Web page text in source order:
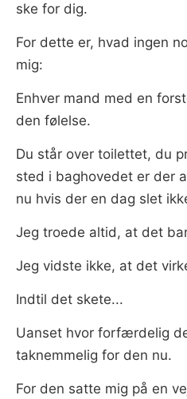
ske for dig.
For dette er, hvad ingen
mig:
Enhver mand med en
den følelse.
Du står over toilettet, du
sted i baghovedet er der
nu hvis der en dag slet
Jeg troede altid, at det
Jeg vidste ikke, at det
Indtil det skete...
Uanset hvor forfærdelig
taknemmelig for den nu.
For den satte mig på en